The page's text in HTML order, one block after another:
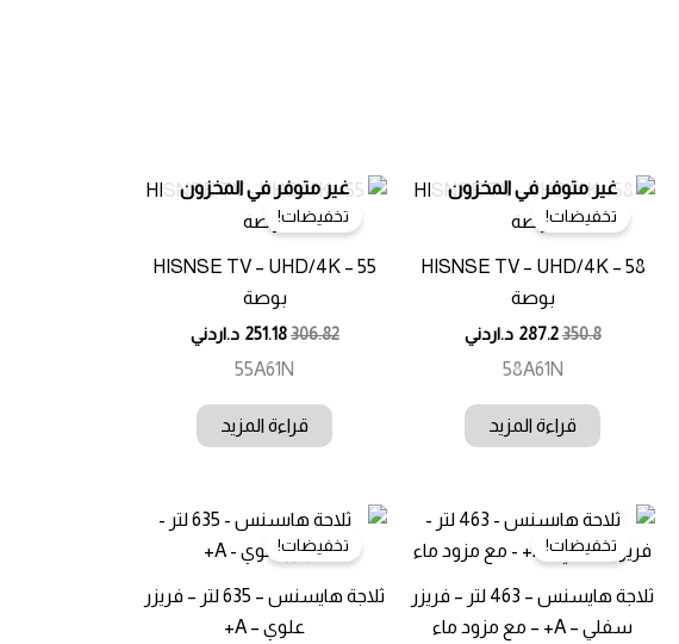
غير متوفر في المخزون
تخفيضات!
HISNSE TV – UHD/4K – 58
بوصة
350.8
287.2 د.اردني
58A61N
قراءة المزيد
غير متوفر في المخزون
تخفيضات!
HISNSE TV – UHD/4K – 55
بوصة
306.82
251.18 د.اردني
55A61N
قراءة المزيد
تخفيضات!
ثلاجة هايسنس – 463 لتر – فريزر
سفلي – A+ – مع مزود ماء
تخفيضات!
ثلاجة هايسنس – 635 لتر – فريزر
علوي – A+